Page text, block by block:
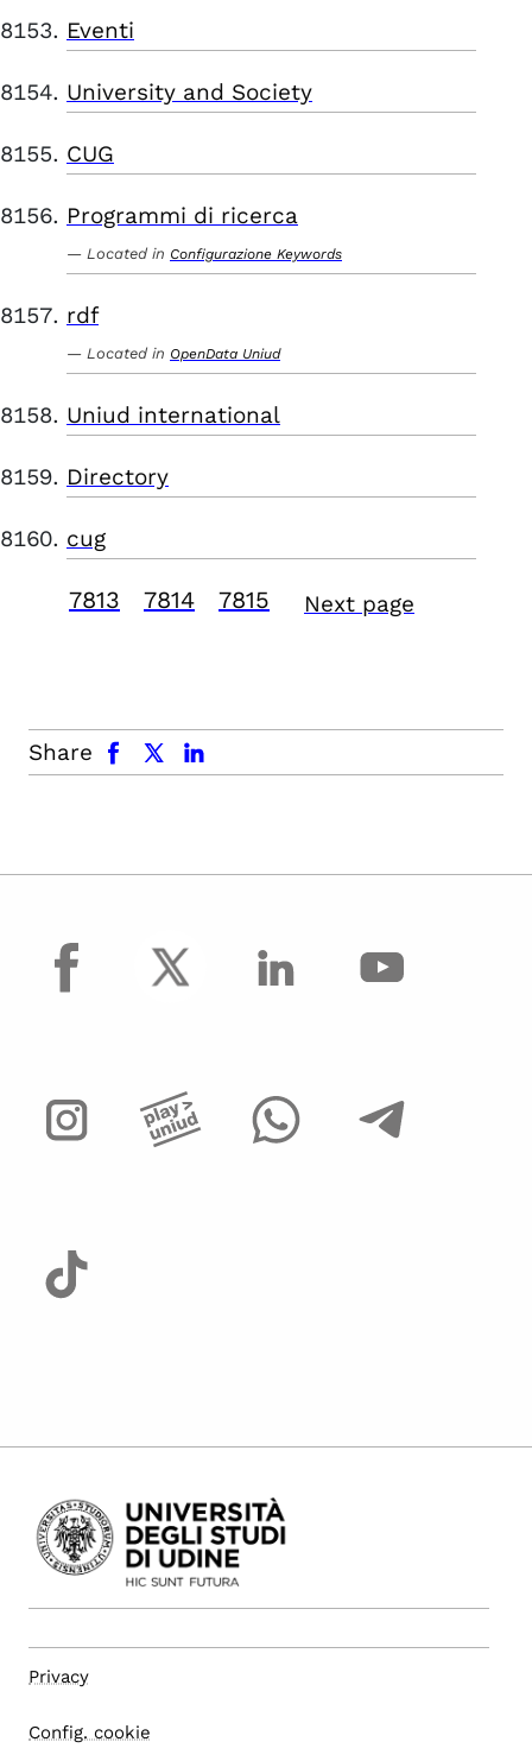
Eventi
University and Society
CUG
Programmi di ricerca
Located in Configurazione Keywords
rdf
Located in OpenData Uniud
Uniud international
Directory
cug
7813 7814 7815 Next page
Share
facebook x.com linkedin
facebook
Privacy
Config. cookie